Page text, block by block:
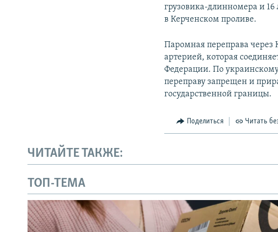
грузовика-длинномера и 16
в Керченском проливе.
Паромная переправа через
артерией, которая
Федерации. По
переправу запрещен и
государственной границы.
Поделиться Читать
ЧИТАЙТЕ ТАКЖЕ:
ТОП-ТЕМА